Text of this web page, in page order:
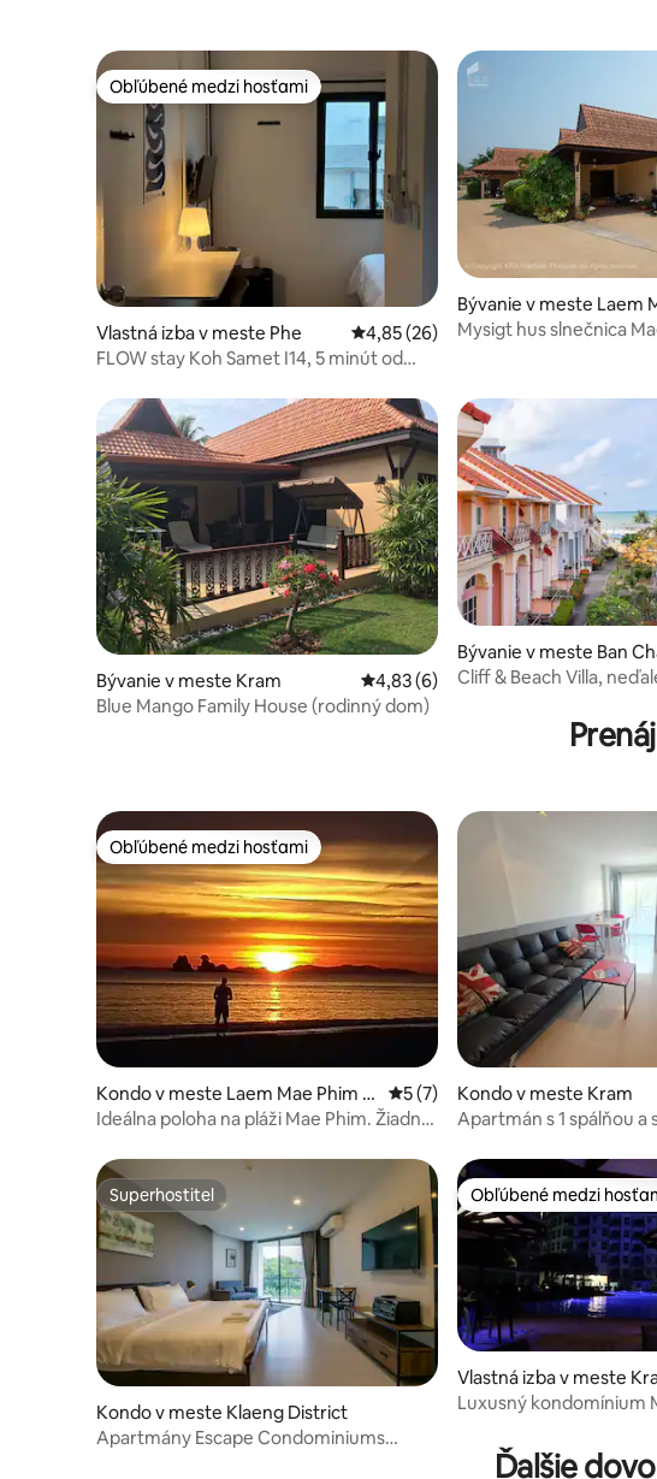
Obľúbené medzi hosťami
Obľúbené medzi hosťami
Vlastná izba v meste Phe Priemerné ohodnotenie 4,85 z 5,
4,85 (26)
FLOW stay Koh Samet I14, 5 minút od
Bývanie v meste Laem
Beach
Mysigt hus slnečnica
Bývanie v meste Kram Priemerné ohodnotenie 4,83 z 5,
4,83 (6)
Blue Mango Family House (rodinný dom)
Bývanie v meste Ban
Cliff & Beach Villa,
Obľúbené medzi hosťami
Obľúbené medzi hosťami
Kondo v meste Laem Mae Phim B
each
Priemerné ohodnotenie 5 z 5,
5 (7)
Ideálna poloha na pláži Mae Phim. Žiadne
Kondo v meste Kram
Apartmán s 1 spálňou a
Superhostiteľ
Superhostiteľ
Kondo v meste Klaeng District
Apartmány Escape Condominiums
Obľúbené medzi
Obľúbené medzi
Vlastná izba v meste
Luxusný kondomínium
Ďalšie